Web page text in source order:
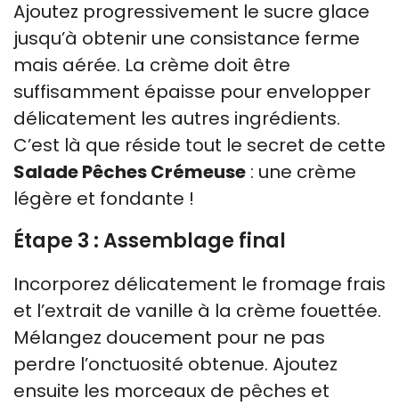
Ajoutez progressivement le sucre glace
jusqu’à obtenir une consistance ferme
mais aérée. La crème doit être
suffisamment épaisse pour envelopper
délicatement les autres ingrédients.
C’est là que réside tout le secret de cette
Salade Pêches Crémeuse : une crème
légère et fondante !
Étape 3 : Assemblage final
Incorporez délicatement le fromage frais
et l’extrait de vanille à la crème fouettée.
Mélangez doucement pour ne pas
perdre l’onctuosité obtenue. Ajoutez
ensuite les morceaux de pêches et